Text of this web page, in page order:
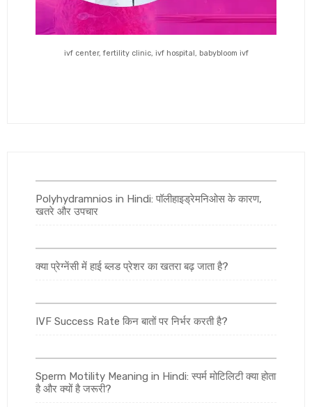
ivf center, fertility clinic, ivf hospital, babybloom ivf
Polyhydramnios in Hindi: पॉलीहाइड्रेमनिओस के कारण,
खतरे और उपचार
क्या प्रेग्नेंसी में हाई ब्लड प्रेशर का खतरा बढ़ जाता है?
IVF Success Rate किन बातों पर निर्भर करती है?
Sperm Motility Meaning in Hindi: स्पर्म मोटिलिटी क्या होता
है और क्यों है जरूरी?